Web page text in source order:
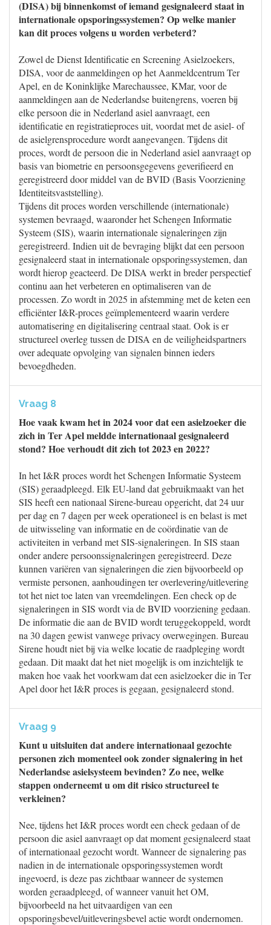
(DISA) bij binnenkomst of iemand gesignaleerd staat in
internationale opsporingssystemen? Op welke manier
kan dit proces volgens u worden verbeterd?
Zowel de Dienst Identificatie en Screening Asielzoekers,
DISA, voor de aanmeldingen op het Aanmeldcentrum Ter
Apel, en de Koninklijke Marechaussee, KMar, voor de
aanmeldingen aan de Nederlandse buitengrens, voeren bij
elke persoon die in Nederland asiel aanvraagt, een
identificatie en registratieproces uit, voordat met de asiel- of
de asielgrensprocedure wordt aangevangen. Tijdens dit
proces, wordt de persoon die in Nederland asiel aanvraagt op
basis van biometrie en persoonsgegevens geverifieerd en
geregistreerd door middel van de BVID (Basis Voorziening
Identiteitsvaststelling).
Tijdens dit proces worden verschillende (internationale)
systemen bevraagd, waaronder het Schengen Informatie
Systeem (SIS), waarin internationale signaleringen zijn
geregistreerd. Indien uit de bevraging blijkt dat een persoon
gesignaleerd staat in internationale opsporingssystemen, dan
wordt hierop geacteerd. De DISA werkt in breder perspectief
continu aan het verbeteren en optimaliseren van de
processen. Zo wordt in 2025 in afstemming met de keten een
efficiënter I&R-proces geïmplementeerd waarin verdere
automatisering en digitalisering centraal staat. Ook is er
structureel overleg tussen de DISA en de veiligheidspartners
over adequate opvolging van signalen binnen ieders
bevoegdheden.
Vraag 8
Hoe vaak kwam het in 2024 voor dat een asielzoeker die
zich in Ter Apel meldde internationaal gesignaleerd
stond? Hoe verhoudt dit zich tot 2023 en 2022?
In het I&R proces wordt het Schengen Informatie Systeem
(SIS) geraadpleegd. Elk EU-land dat gebruikmaakt van het
SIS heeft een nationaal Sirene-bureau opgericht, dat 24 uur
per dag en 7 dagen per week operationeel is en belast is met
de uitwisseling van informatie en de coördinatie van de
activiteiten in verband met SIS-signaleringen. In SIS staan
onder andere persoonssignaleringen geregistreerd. Deze
kunnen variëren van signaleringen die zien bijvoorbeeld op
vermiste personen, aanhoudingen ter overlevering/uitlevering
tot het niet toe laten van vreemdelingen. Een check op de
signaleringen in SIS wordt via de BVID voorziening gedaan.
De informatie die aan de BVID wordt teruggekoppeld, wordt
na 30 dagen gewist vanwege privacy overwegingen. Bureau
Sirene houdt niet bij via welke locatie de raadpleging wordt
gedaan. Dit maakt dat het niet mogelijk is om inzichtelijk te
maken hoe vaak het voorkwam dat een asielzoeker die in Ter
Apel door het I&R proces is gegaan, gesignaleerd stond.
Vraag 9
Kunt u uitsluiten dat andere internationaal gezochte
personen zich momenteel ook zonder signalering in het
Nederlandse asielsysteem bevinden? Zo nee, welke
stappen onderneemt u om dit risico structureel te
verkleinen?
Nee, tijdens het I&R proces wordt een check gedaan of de
persoon die asiel aanvraagt op dat moment gesignaleerd staat
of internationaal gezocht wordt. Wanneer de signalering pas
nadien in de internationale opsporingssystemen wordt
ingevoerd, is deze pas zichtbaar wanneer de systemen
worden geraadpleegd, of wanneer vanuit het OM,
bijvoorbeeld na het uitvaardigen van een
opsporingsbevel/uitleveringsbevel actie wordt ondernomen.